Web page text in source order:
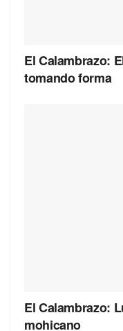
El Calambrazo:
tomando forma
El Calambrazo:
mohicano